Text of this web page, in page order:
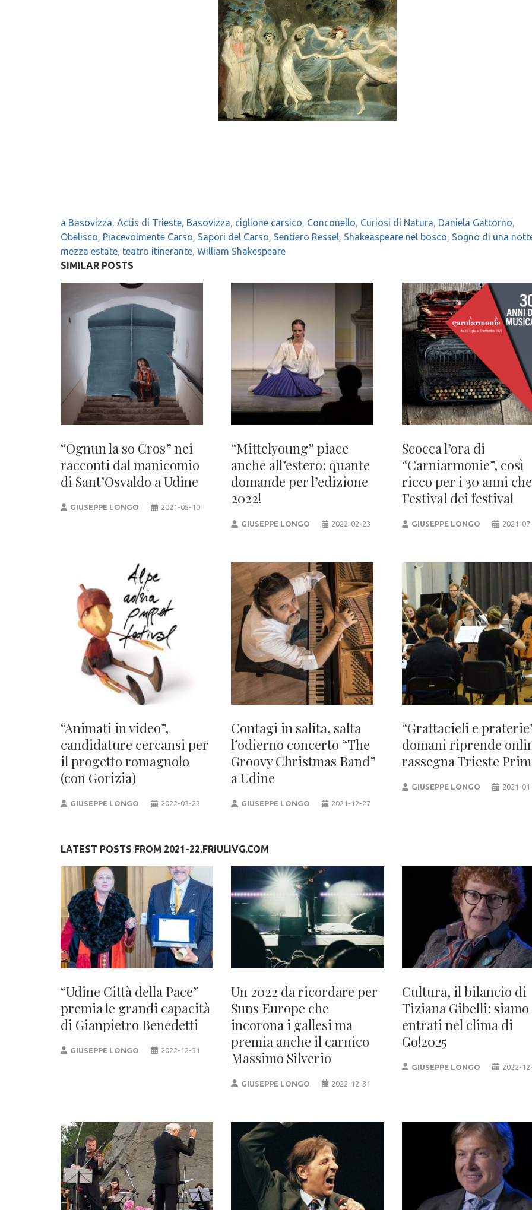
a Basovizza, Actis di Trieste, Basovizza, ciglione carsico, Conconello, Curiosi di Natura, Daniela Gattorno,
Obelisco, Piacevolmente Carso, Sapori del Carso, Sentiero Ressel, Shakeaspeare nel bosco, Sogno di una
mezza estate, teatro itinerante, William Shakespeare
SIMILAR POSTS
“Ognun la so Cros” nei
racconti dal manicomio
di Sant’Osvaldo a Udine
GIUSEPPE LONGO 2021-05-10
“Mittelyoung” piace
anche all’estero: quante
domande per l’edizione
2022!
GIUSEPPE LONGO 2022-02-23
Scocca l’ora di
“Carniarmonie”, così
ricco per i 30 anni
Festival dei festival
GIUSEPPE LONGO 2021-
“Animati in video”,
candidature cercansi per
il progetto romagnolo
(con Gorizia)
GIUSEPPE LONGO 2022-03-23
Contagi in salita, salta
l’odierno concerto “The
Groovy Christmas Band”
a Udine
GIUSEPPE LONGO 2021-12-27
“Grattacieli e
domani riprende
rassegna Trieste
GIUSEPPE LONGO 2021-
LATEST POSTS FROM 2021-22.FRIULIVG.COM
“Udine Città della Pace”
premia le grandi capacità
di Gianpietro Benedetti
GIUSEPPE LONGO 2022-12-31
Un 2022 da ricordare per
Suns Europe che
incorona i gallesi ma
premia anche il carnico
Massimo Silverio
GIUSEPPE LONGO 2022-12-31
Cultura, il bilancio di
Tiziana Gibelli:
entrati nel clima di
Go!2025
GIUSEPPE LONGO 2022-